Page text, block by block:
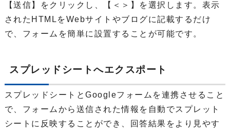
【送信】をクリックし、【＜＞】を選択します。表示
されたHTMLをWebサイトやブログに記載するだけ
で、フォームを簡単に設置することが可能です。
スプレッドシートへエクスポート
スプレッドシートとGoogleフォームを連携させること
で、フォームから送信された情報を自動でスプレット
シートに反映することができ、回答結果をより見やす